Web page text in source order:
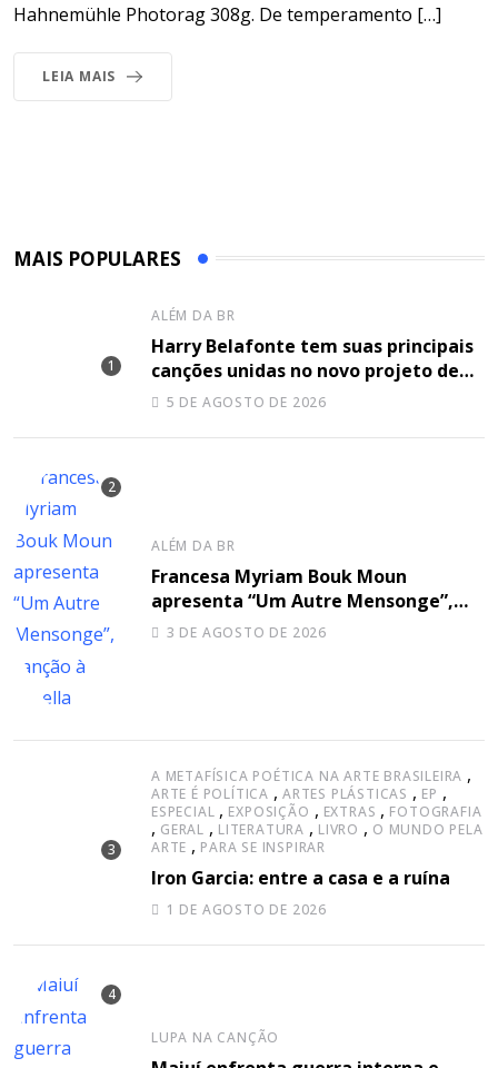
Hahnemühle Photorag 308g. De temperamento […]
LEIA MAIS
MAIS POPULARES
ALÉM DA BR
Harry Belafonte tem suas principais
canções unidas no novo projeto de
Sir5 DE AGOSTO DE 2026
ALÉM DA BR
Francesa Myriam Bouk Moun
apresenta “Um Autre Mensonge”,
canção à capella
3 DE AGOSTO DE 2026
A METAFÍSICA POÉTICA NA ARTE BRASILEIRA ,
ARTE É POLÍTICA , ARTES PLÁSTICAS , EP ,
ESPECIAL , EXPOSIÇÃO , EXTRAS , FOTOGRAFIA
, GERAL , LITERATURA , LIVRO , O MUNDO PELA
ARTE , PARA SE INSPIRAR
Iron Garcia: entre a casa e a ruína
1 DE AGOSTO DE 2026
LUPA NA CANÇÃO